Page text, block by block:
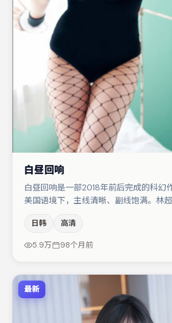
白昼回响
白昼回响是一部2018年前后完成的科幻
美国语境下，主线清晰、副线饱满。林
与王景春的对手戏构成全片情感锚点，
推动谜题层层揭开。整体完成度较高，
日韩 高清
5.9万 98个月前
最新